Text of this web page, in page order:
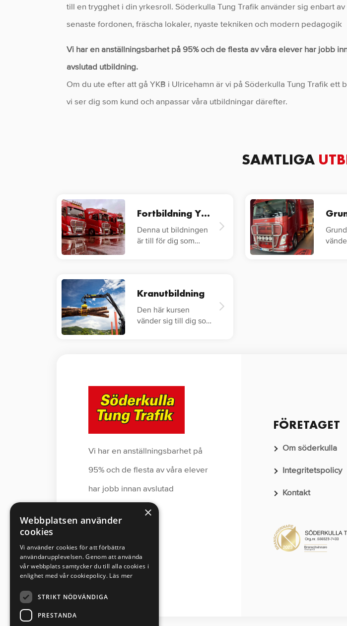
till en trygghet i din yrkesroll. Söderkulla Tung Trafik använder sig enbart av
senaste fordonen, fräscha lokaler, nyaste tekniken och modern pedagogik
Vi har en anställningsbarhet på 95% och de flesta av våra elever har jobb
avslutad utbildning.
Om du ute efter att gå YKB i Ulricehamn är vi på Söderkulla Tung Trafik ett
vi ser dig som kund och anpassar våra utbildningar därefter.
SAMTLIGA
Fortbildning YKB Lastbil
Denna ut bildningen
är till för dig som
Kranutbildning
Den här kursen
vänder sig till dig som
Vi har en anställningsbarhet på
95% och de flesta av våra elever
har jobb innan avslutad
FÖRETAGET
Om söderkulla
Integritetspolicy
Kontakt
×
Webbplatsen använder
cookies
Vi använder cookies för att förbättra
användarupplevelsen. Genom att använda
vår webbplats samtycker du till alla cookies i
enlighet med vår cookiepolicy. Läs mer
STRIKT NÖDVÄNDIGA
PRESTANDA